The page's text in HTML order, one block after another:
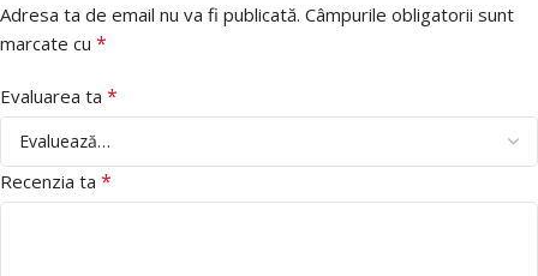
Adresa ta de email nu va fi publicată. Câmpurile obligatorii sunt
marcate cu *
Evaluarea ta *
Recenzia ta *